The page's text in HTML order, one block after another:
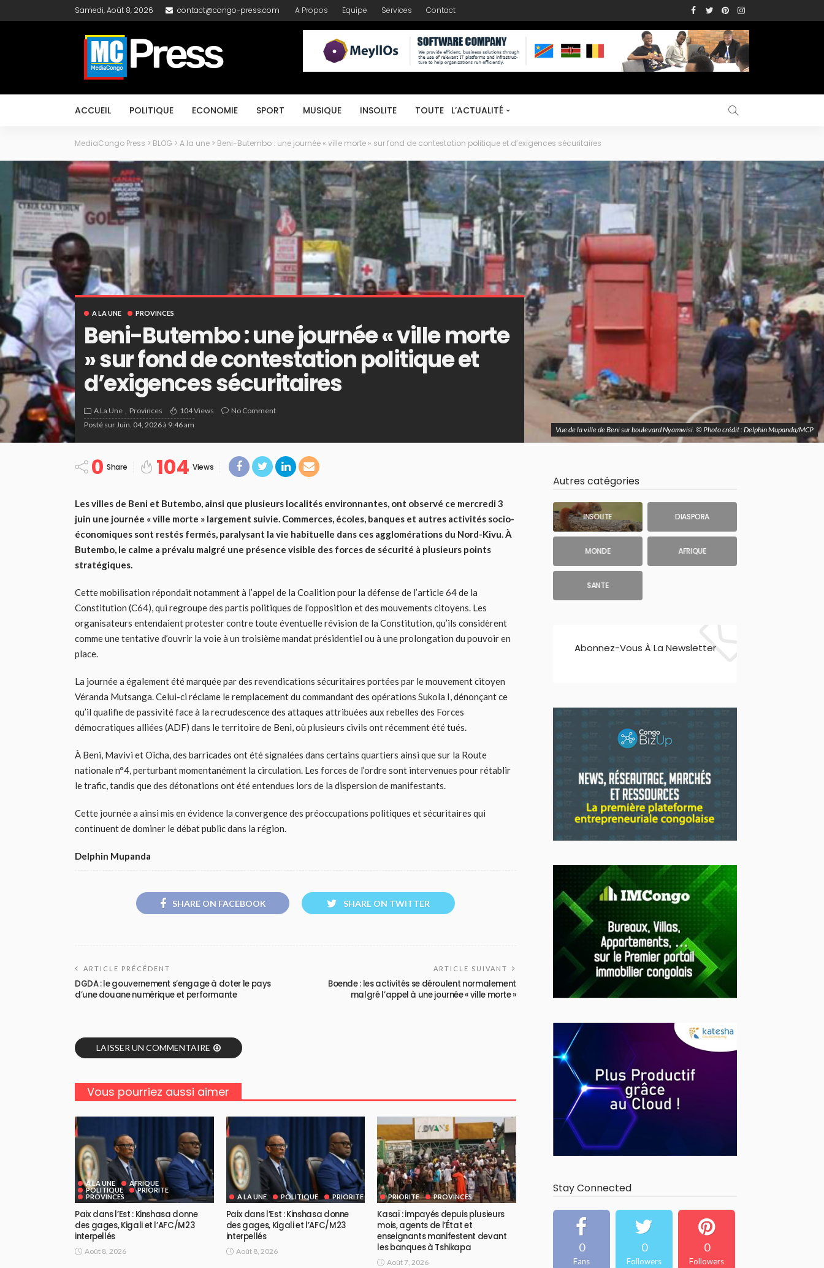
Samedi, Août 8, 2026 contact@congo-press.com A Propos Equipe Services Contact
ACCUEIL POLITIQUE ECONOMIE SPORT MUSIQUE INSOLITE TOUTE L’ACTUALITÉ
MediaCongo Press > BLOG > A la une > Beni-Butembo : une journée « ville morte » sur fond de contestation politique et d’exigences sécuritaires
A LA UNE PROVINCES
Beni-Butembo : une journée « ville morte
» sur fond de contestation politique et
d’exigences sécuritaires
A La Une Provinces 104 Views
No Comment
Posté surJuin. 04, 2026 à 9:46 am
Vue de la ville de Beni sur boulevard Nyamwisi. © Photo crédit : Delphin Mupanda/MCP
0 Share 104 Views
Les villes de Beni et Butembo, ainsi que plusieurs localités environnantes, ont observé ce mercredi 3
juin une journée « ville morte » largement suivie. Commerces, écoles, banques et autres activités socio-
économiques sont restés fermés, paralysant la vie habituelle dans ces agglomérations du Nord-Kivu. À
Butembo, le calme a prévalu malgré une présence visible des forces de sécurité à plusieurs points
stratégiques.
Cette mobilisation répondait notamment à l’appel de la Coalition pour la défense de l’article 64 de la
Constitution (C64), qui regroupe des partis politiques de l’opposition et des mouvements citoyens. Les
organisateurs entendaient protester contre toute éventuelle révision de la Constitution, qu’ils considèrent
comme une tentative d’ouvrir la voie à un troisième mandat présidentiel ou à une prolongation du pouvoir en
place.
La journée a également été marquée par des revendications sécuritaires portées par le mouvement citoyen
Véranda Mutsanga. Celui-ci réclame le remplacement du commandant des opérations Sukola I, dénonçant ce
qu’il qualifie de passivité face à la recrudescence des attaques attribuées aux rebelles des Forces
démocratiques alliées (ADF) dans le territoire de Beni, où plusieurs civils ont récemment été tués.
À Beni, Mavivi et Oïcha, des barricades ont été signalées dans certains quartiers ainsi que sur la Route
nationale n°4, perturbant momentanément la circulation. Les forces de l’ordre sont intervenues pour rétablir
le trafic, tandis que des détonations ont été entendues lors de la dispersion de manifestants.
Cette journée a ainsi mis en évidence la convergence des préoccupations politiques et sécuritaires qui
continuent de dominer le débat public dans la région.
Delphin Mupanda
SHARE ON FACEBOOK SHARE ON TWITTER
ARTICLE PRÉCÉDENT
DGDA : le gouvernement s’engage à doter le pays
d’une douane numérique et performante
ARTICLE SUIVANT
Boende : les activités se déroulent normalement
malgré l’appel à une journée « ville morte »
LAISSER UN COMMENTAIRE
Vous pourriez aussi aimer
A LA UNE
AFRIQUE
POLITIQUE
PRIORITE
PROVINCES
Paix dans l’Est : Kinshasa donne
des gages, Kigali et l’AFC/M23
interpellés
Août 8, 2026
A LA UNE POLITIQUE PRIORITE
Paix dans l’Est : Kinshasa donne
des gages, Kigali et l’AFC/M23
interpellés
Août 8, 2026
PRIORITE PROVINCES
Kasaï : impayés depuis plusieurs
mois, agents de l’État et
enseignants manifestent devant
les banques à Tshikapa
Août 7, 2026
Autres catégories
INSOLITE DIASPORA
MONDE AFRIQUE
SANTE
Abonnez-Vous À La Newsletter
Stay Connected
0
Fans
0
Followers
0
Followers